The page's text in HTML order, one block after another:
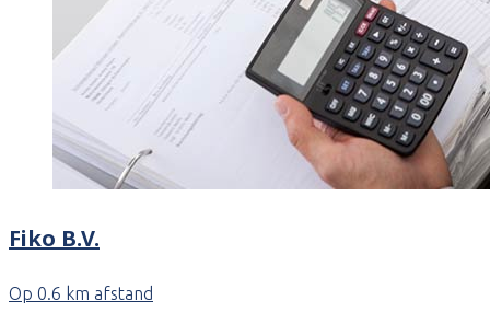
Fiko B.V.
Op 0.6 km afstand